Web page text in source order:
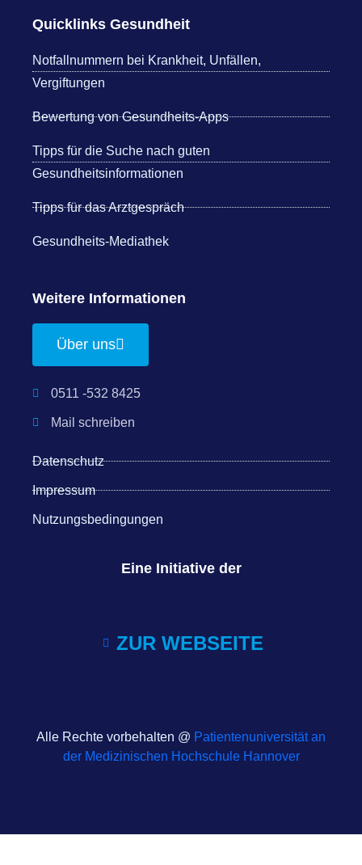
Quicklinks Gesundheit
Notfallnummern bei Krankheit, Unfällen,
Vergiftungen
Bewertung von Gesundheits-Apps
Tipps für die Suche nach guten
Gesundheitsinformationen
Tipps für das Arztgespräch
Gesundheits-Mediathek
Weitere Informationen
Über uns
0511 -532 8425
Mail schreiben
Datenschutz
Impressum
Nutzungsbedingungen
Eine Initiative der
ZUR WEBSEITE
Alle Rechte vorbehalten @ Patientenuniversität an
der Medizinischen Hochschule Hannover